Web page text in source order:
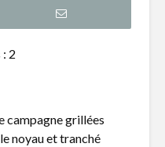
2
campagne grillées
noyau et tranché
Salade de